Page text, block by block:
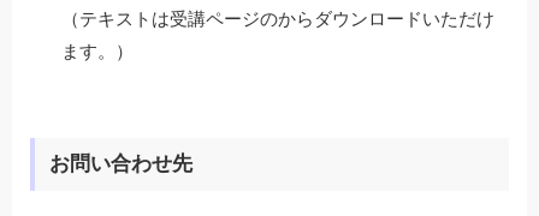
（テキストは受講ページのからダウンロードいただけ
ます。）
お問い合わせ先